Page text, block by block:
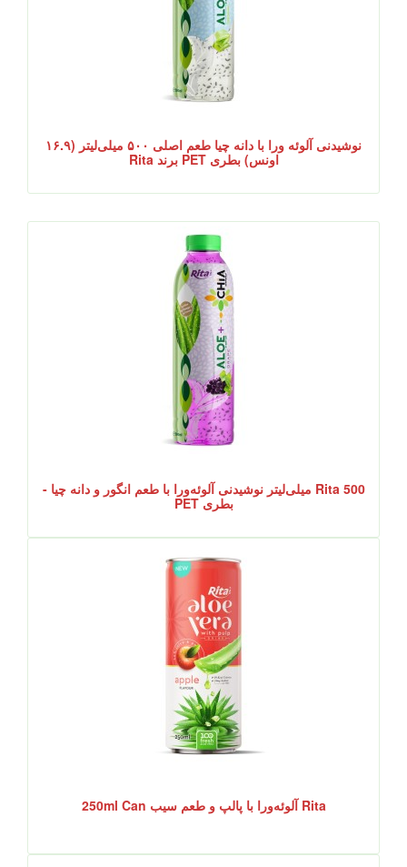
نوشیدنی آلوئه ورا با دانه چیا طعم اصلی ۵۰۰ میلی‌لیتر (۱۶.۹
اونس) بطری PET برند Rita
Rita 500 میلی‌لیتر نوشیدنی آلوئه‌ورا با طعم انگور و دانه چیا -
بطری PET
Rita آلوئه‌ورا با پالپ و طعم سیب 250ml Can